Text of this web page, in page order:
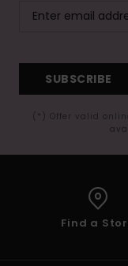
SUBSCRIBE
(*) Offer valid
Find a